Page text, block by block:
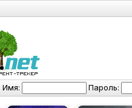
Имя: Пароль: